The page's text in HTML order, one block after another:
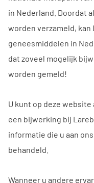
in Nederland. Doordat
worden verzameld,
geneesmiddelen in
dat zoveel mogelijk
worden gemeld!
U kunt op deze
een bijwerking bij
informatie die u aan
behandeld.
Wanneer u andere